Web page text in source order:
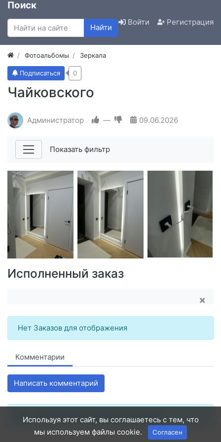
Поиск
Найти
Войти Регистрация
Фотоальбомы Зеркала
Чайковского
Подписаться 0
Администратор — 09.06.2026
Показать фильтр
Исполненный заказ
×
Нет Заказов для отображения
Комментарии
Написать комментарий
Нет комментариев. Ваш будет первым!
Используя этот сайт, вы соглашаетесь с тем, что
мы используем файлы cookie.
Согласен